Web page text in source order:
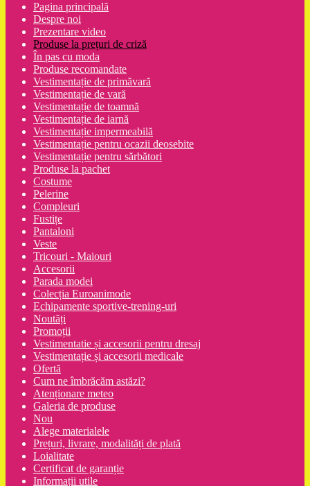
Pagina principală
Despre noi
Prezentare video
Produse la prețuri de criză
În pas cu moda
Produse recomandate
Vestimentație de primăvară
Vestimentație de vară
Vestimentație de toamnă
Vestimentație de iarnă
Vestimentație impermeabilă
Vestimentație pentru ocazii deosebite
Vestimentație pentru sărbători
Produse la pachet
Costume
Pelerine
Compleuri
Fustițe
Pantaloni
Veste
Tricouri - Maiouri
Accesorii
Parada modei
Colecția Euroanimode
Echipamente sportive-trening-uri
Noutăți
Promoții
Vestimentatie și accesorii pentru dresaj
Vestimentație și accesorii medicale
Ofertă
Cum ne îmbrăcăm astăzi?
Atenționare meteo
Galeria de produse
Nou
Alege materialele
Prețuri, livrare, modalități de plată
Loialitate
Certificat de garanție
Informații utile